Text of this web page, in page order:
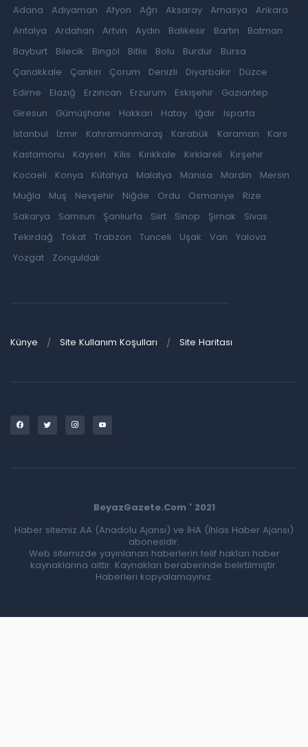
Adana Adıyaman Afyon Ağrı Aksaray Amasya
Ankara
Antalya
Ardahan Artvin Aydın Balıkesir Bartın
Batman
Bayburt
Bilecik Bingöl Bitlis Bolu Burdur
Bursa
Çanakkale
Çankırı Çorum Denizli Diyarbakır
Düzce
Edirne
Elazığ Erzincan Erzurum Eskişehir
Gaziantep
Giresun
Gümüşhane Hakkari Hatay Iğdır
Isparta
İstanbul
İzmir Kahramanmaraş Karabük Karaman
Kars
Kastamonu
Kayseri Kilis Kırıkkale Kırklareli
Kırşehir
Kocaeli
Konya Kütahya Malatya Manisa Mardin
Mersin
Muğla
Muş Nevşehir Niğde Ordu Osmaniye
Rize
Sakarya
Samsun Şanlıurfa Siirt Sinop Şırnak
Sivas
Tekirdağ
Tokat Trabzon Tunceli Uşak Van
Yalova
Yozgat
Zonguldak
Künye Site Kullanım Koşulları Site Haritası
BeyazGazete.Com ' 2021
Haber sitemiz AA (Anadolu Ajansı) ve İHA (İhlas Haber Ajansı)
abonesidir.
Web sitemizde yayınlanan haberlerin telif hakları haber
kaynaklarına aittir. Kaynakları beraberinde belirtilmiştir.
Haberleri kopyalamayınız.